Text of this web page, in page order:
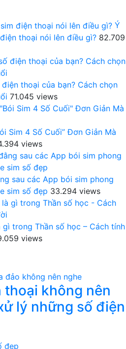
Ý
thoại nói lên điều gì? 82.709
thoại của bạn? Cách chọn
71.045 views
Sim 4 Số Cuối” Đơn Giản Mà
views
sau các App bói sim phong
sim số đẹp 33.294 views
trong Thần số học – Cách tính
views
không nên
lý những số điện